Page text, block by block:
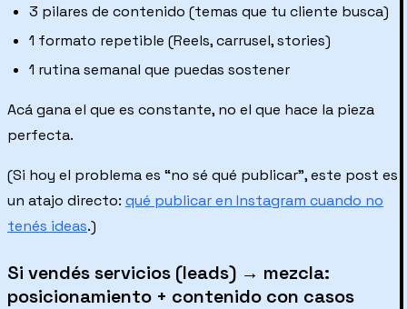
3 pilares de contenido (temas que tu cliente busca)
1 formato repetible (Reels, carrusel, stories)
1 rutina semanal que puedas sostener
Acá gana el que es constante, no el que hace la pieza
perfecta.
(Si hoy el problema es “no sé qué publicar”, este post es
un atajo directo: qué publicar en Instagram cuando no
tenés ideas.)
Si vendés servicios (leads) → mezcla:
posicionamiento + contenido con casos